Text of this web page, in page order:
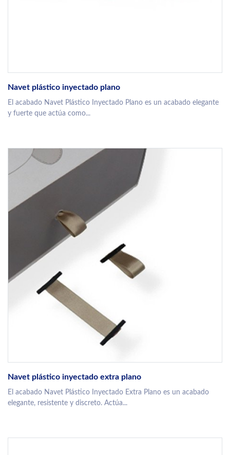
Navet plástico inyectado plano
El acabado Navet Plástico Inyectado Plano es un acabado elegante
y fuerte que actúa como...
Navet plástico inyectado extra plano
El acabado Navet Plástico Inyectado Extra Plano es un acabado
elegante, resistente y discreto. Actúa...